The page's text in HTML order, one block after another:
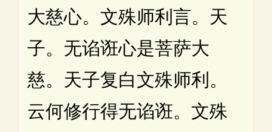
大慈心。文殊师利言。天
子。无谄诳心是菩萨大
慈。天子复白文殊师利。
云何修行得无谄诳。文殊